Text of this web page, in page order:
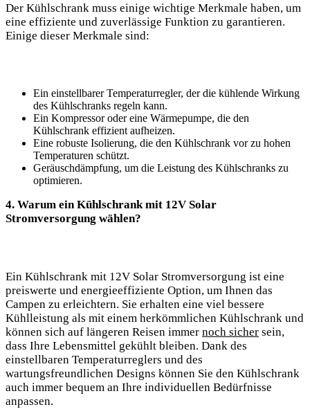
Der Kühlschrank muss einige wichtige Merkmale haben, um
eine effiziente und‍ zuverlässige Funktion zu garantieren.
Einige ‌dieser Merkmale⁢ sind:
Ein einstellbarer‍ Temperaturregler, ​der die‌ kühlende Wirkung
des Kühlschranks regeln kann.
Ein ⁣Kompressor oder‌ eine Wärmepumpe, die den⁤
Kühlschrank effizient‌ aufheizen.
Eine robuste Isolierung, die den Kühlschrank vor⁤ zu‍ hohen⁢
Temperaturen⁣ schützt.
Geräuschdämpfung, um die⁣ Leistung des Kühlschranks⁢ zu
optimieren.
4.‍ Warum ein Kühlschrank mit 12V Solar
⁤Stromversorgung⁤ wählen?
Ein Kühlschrank ​mit 12V ‌Solar Stromversorgung⁤ ist‍ eine
⁢preiswerte‌ und energieeffiziente Option, um Ihnen das
Campen ‌zu erleichtern. ‍Sie erhalten eine viel ⁤bessere
Kühlleistung als‍ mit ⁤einem herkömmlichen Kühlschrank und
können sich auf längeren‌ Reisen immer noch sicher sein,
dass Ihre Lebensmittel gekühlt bleiben.⁣ Dank des
einstellbaren Temperaturreglers‍ und des
wartungsfreundlichen Designs können Sie​ den Kühlschrank
auch immer⁢ bequem an Ihre individuellen⁢ Bedürfnisse
anpassen.